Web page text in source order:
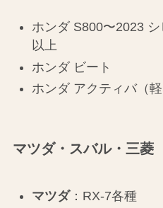
ホンダ S800〜2023
以上
ホンダ ビート
ホンダ アクティバ（軽
マツダ・スバル・三菱
マツダ：RX-7各種